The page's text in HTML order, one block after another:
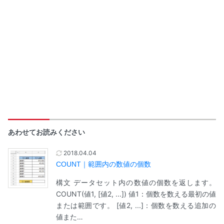
あわせてお読みください
2018.04.04
COUNT｜範囲内の数値の個数
構文 データセット内の数値の個数を返します。
COUNT(値1, [値2, ...]) 値1：個数を数える最初の値
または範囲です。 [値2, ...]：個数を数える追加の
値また…